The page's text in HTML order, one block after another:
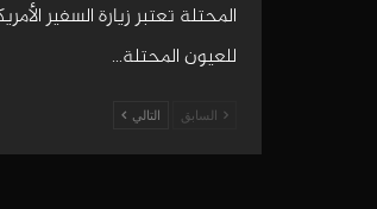
المحتلة تعتبر زيارة السفير
للعيون المحتلة…
السابق التالي